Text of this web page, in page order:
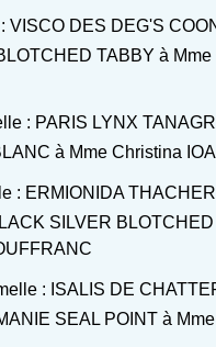
VISCO DES DEG'S
TABBY à
: PARIS LYNX
à Mme Christina
: ERMIONIDA
SILVER
: ISALIS DE
SEAL POINT à